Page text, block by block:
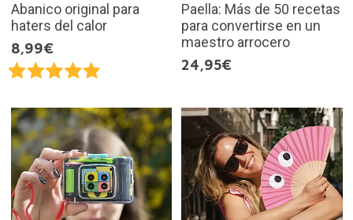
Abanico original para
haters del calor
8,99€
Paella: Más de 50 recetas
para convertirse en un
maestro arrocero
24,95€